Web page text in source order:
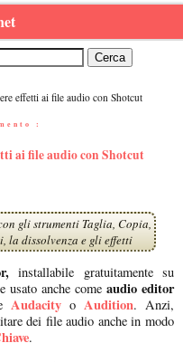
effetti ai file audio con Shotcut
:
ai file audio con Shotcut
gli strumenti Taglia, Copia,
la dissolvenza e gli effetti
installabile gratuitamente su
usato anche come audio editor
Audacity o Audition. Anzi,
dei file audio anche in modo
.